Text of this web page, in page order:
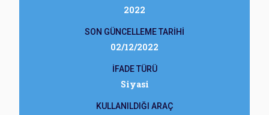
2022
SON GÜNCELLEME TARİHİ
02/12/2022
İFADE TÜRÜ
Siyasi
KULLANILDIĞI ARAÇ